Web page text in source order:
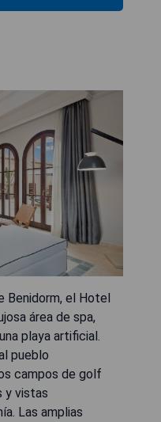
Benidorm, el Hotel
área de spa,
playa artificial.
pueblo
campos de golf
y vistas
Las amplias